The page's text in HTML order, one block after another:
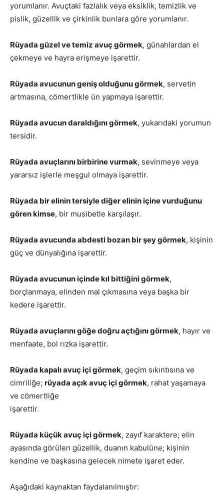
yorumlanır. Avuçtaki fazlalık veya eksiklik, temizlik ve
pislik, güzellik ve çirkinlik bunlara göre yorumlanır.
Rüyada güzel ve temiz avuç görmek, günahlardan el
çekmeye ve hayra erişmeye işarettir.
Rüyada avucunun geniş olduğunu görmek, servetin
artmasına, cömertlikle ün yapmaya işarettir.
Rüyada avucun daraldığını görmek, yukarıdaki yorumun
tersidir.
Rüyada avuçlarını birbirine vurmak, sevinmeye veya
yararsız işlerle meşgul olmaya işarettir.
Rüyada bir elinin tersiyle diğer elinin içine vurduğunu
gören kimse, bir musibetle karşılaşır.
Rüyada avucunda abdesti bozan bir şey görmek, kişinin
güç ve dünyalığına işarettir.
Rüyada avucunun içinde kıl bittiğini görmek,
borçlanmaya, elinden mal çıkmasına veya başka bir
kedere işarettir.
Rüyada avuçlarını göğe doğru açtığını görmek, hayır ve
menfaate, bol rızka işarettir.
Rüyada kapalı avuç içi görmek, geçim sıkıntısına ve
cimriliğe; rüyada açık avuç içi görmek, rahat yaşamaya
ve cömertliğe
işarettir.
Rüyada küçük avuç içi görmek, zayıf karaktere; elin
ayasında görülen güzellik, duanın kabulüne; kişinin
kendine ve başkasına gelecek nimete işaret eder.
Aşağıdaki kaynaktan faydalanılmıştır: